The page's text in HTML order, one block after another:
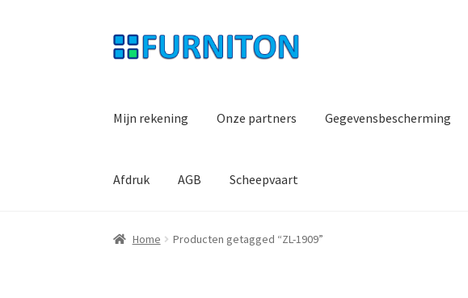
Ga
door
Ga
naar
Mijn rekening Onze partners Gegevensbescherming
Afdruk AGB Scheepvaart
Home Producten getagged “ZL-1909”